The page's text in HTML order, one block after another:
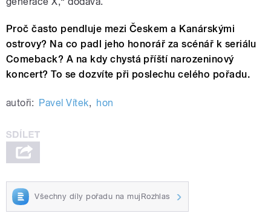
Proč často pendluje mezi Českem a Kanárskými
ostrovy? Na co padl jeho honorář za scénář k seriálu
Comeback? A na kdy chystá příští narozeninový
koncert? To se dozvíte při poslechu celého pořadu.
autoři: Pavel Vítek, hon
Všechny díly pořadu na mujRozhlas